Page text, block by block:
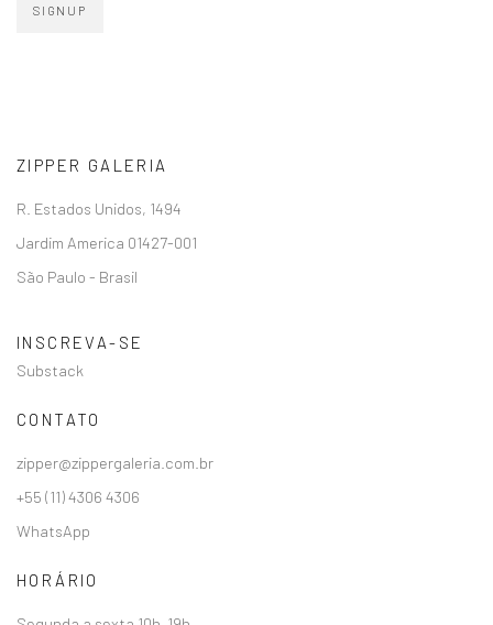
SIGNUP
ZIPPER GALERIA
R. Estados Unidos, 1494
Jardim America 01427-001
São Paulo - Brasil
INSCREVA-SE
Substack
CONTATO
zipper@zippergaleria.com.br
+55 (11) 4306 4306
WhatsApp
HORÁRIO